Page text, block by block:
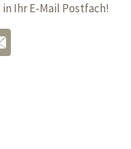
Ihr E-Mail Postfach!